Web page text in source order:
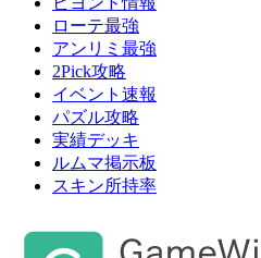
ローテ最強
アンリミ最強
2Pick攻略
イベント速報
パズル攻略
実績デッキ
ルムマ掲示板
スキン所持率